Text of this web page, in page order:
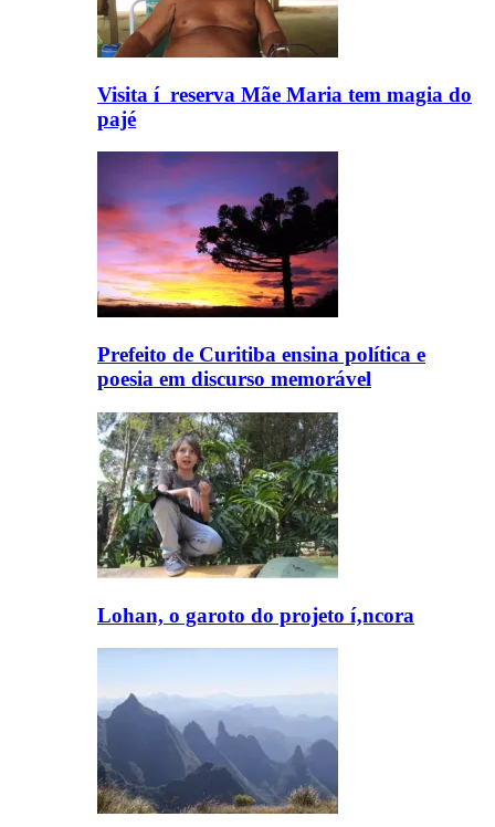
Visita í reserva Mãe Maria tem magia do
pajé
Prefeito de Curitiba ensina polí­tica e
poesia em discurso memorável
Lohan, o garoto do projeto í‚ncora